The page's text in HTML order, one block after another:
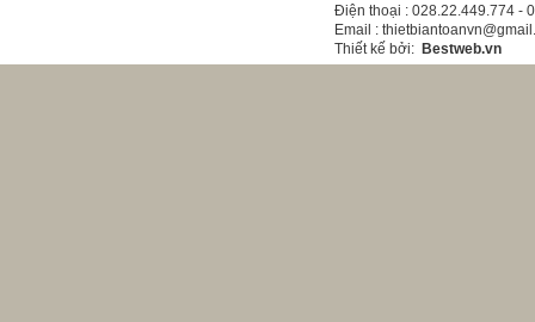
Điện thoại : 028.22.449.774
Email :
Thiết kế bởi: Bestweb.vn